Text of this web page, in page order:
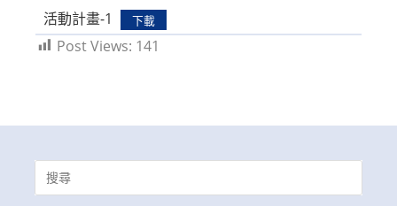
活動計畫-1
下載
Post Views: 141
Search
for: